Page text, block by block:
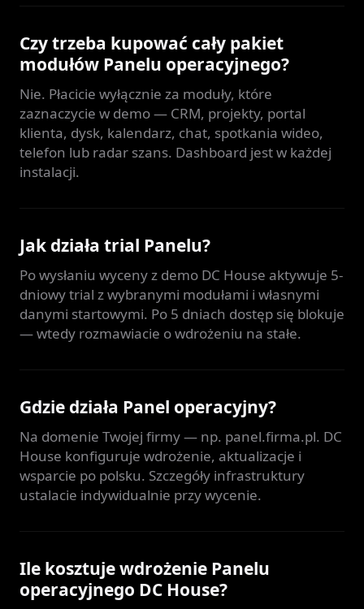
Czy trzeba kupować cały pakiet
modułów Panelu operacyjnego?
Nie. Płacicie wyłącznie za moduły, które
zaznaczycie w demo — CRM, projekty, portal
klienta, dysk, kalendarz, chat, spotkania wideo,
telefon lub radar szans. Dashboard jest w każdej
instalacji.
Jak działa trial Panelu?
Po wysłaniu wyceny z demo DC House aktywuje 5-
dniowy trial z wybranymi modułami i własnymi
danymi startowymi. Po 5 dniach dostęp się blokuje
— wtedy rozmawiacie o wdrożeniu na stałe.
Gdzie działa Panel operacyjny?
Na domenie Twojej firmy — np. panel.firma.pl. DC
House konfiguruje wdrożenie, aktualizacje i
wsparcie po polsku. Szczegóły infrastruktury
ustalacie indywidualnie przy wycenie.
Ile kosztuje wdrożenie Panelu
operacyjnego DC House?